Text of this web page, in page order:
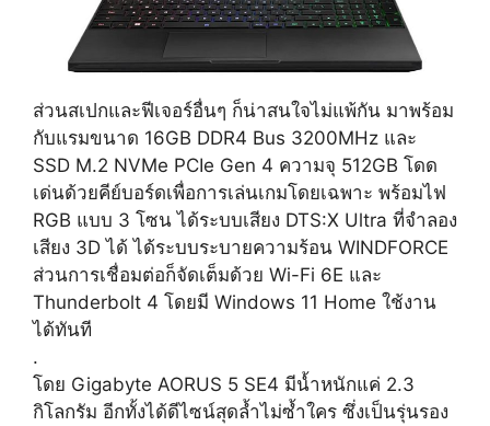
ส่วนสเปกและฟีเจอร์อื่นๆ ก็น่าสนใจไม่แพ้กัน มาพร้อม
กับแรมขนาด 16GB DDR4 Bus 3200MHz และ
SSD M.2 NVMe PCIe Gen 4 ความจุ 512GB โดด
เด่นด้วยคีย์บอร์ดเพื่อการเล่นเกมโดยเฉพาะ พร้อมไฟ
RGB แบบ 3 โซน ได้ระบบเสียง DTS:X Ultra ที่จำลอง
เสียง 3D ได้ ได้ระบบระบายความร้อน WINDFORCE
ส่วนการเชื่อมต่อก็จัดเต็มด้วย Wi-Fi 6E และ
Thunderbolt 4 โดยมี Windows 11 Home ใช้งาน
ได้ทันที
.
โดย Gigabyte AORUS 5 SE4 มีน้ำหนักแค่ 2.3
กิโลกรัม อีกทั้งได้ดีไซน์สุดล้ำไม่ซ้ำใคร ซึ่งเป็นรุ่นรอง